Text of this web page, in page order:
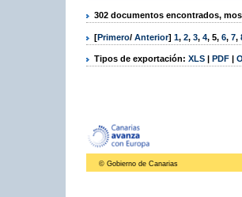
302 documentos encontrados,
[Primero/ Anterior] 1, 2, 3, 4, 5, 6, 7,
Tipos de exportación: XLS | PDF |
© Gobierno de Canarias